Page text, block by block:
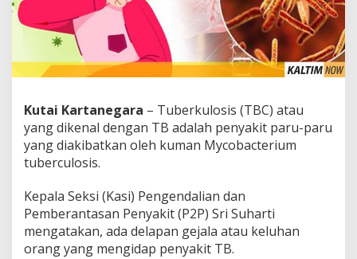
Kutai Kartanegara – Tuberkulosis (TBC) atau
yang dikenal dengan TB adalah penyakit paru-paru
yang diakibatkan oleh kuman Mycobacterium
tuberculosis.
Kepala Seksi (Kasi) Pengendalian dan
Pemberantasan Penyakit (P2P) Sri Suharti
mengatakan, ada delapan gejala atau keluhan
orang yang mengidap penyakit TB.